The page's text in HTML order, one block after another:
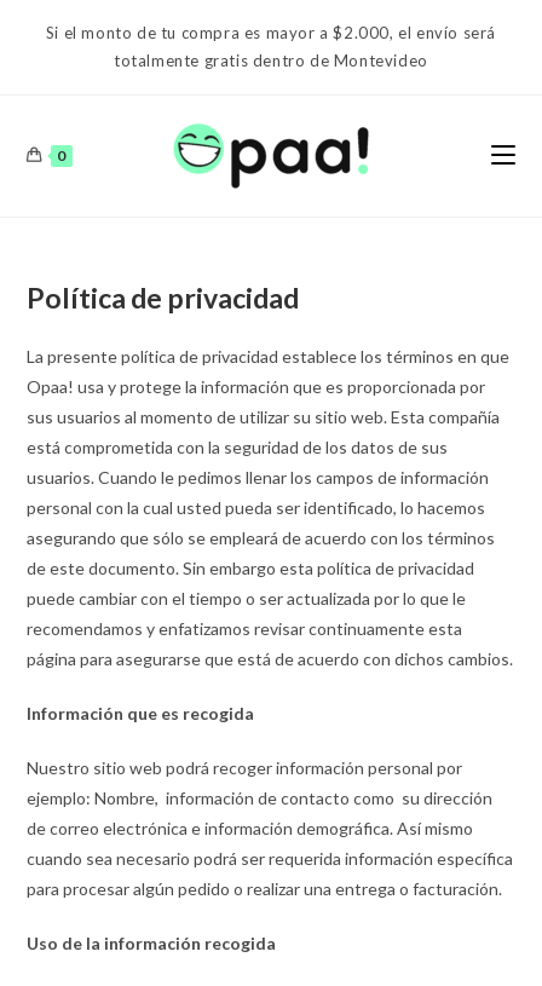
Si el monto de tu compra es mayor a $2.000, el envío será
totalmente gratis dentro de Montevideo
0
Política de privacidad
La presente política de privacidad establece los términos en que
Opaa! usa y protege la información que es proporcionada por
sus usuarios al momento de utilizar su sitio web. Esta compañía
está comprometida con la seguridad de los datos de sus
usuarios. Cuando le pedimos llenar los campos de información
personal con la cual usted pueda ser identificado, lo hacemos
asegurando que sólo se empleará de acuerdo con los términos
de este documento. Sin embargo esta política de privacidad
puede cambiar con el tiempo o ser actualizada por lo que le
recomendamos y enfatizamos revisar continuamente esta
página para asegurarse que está de acuerdo con dichos cambios.
Información que es recogida
Nuestro sitio web podrá recoger información personal por
ejemplo: Nombre, información de contacto como su dirección
de correo electrónica e información demográfica. Así mismo
cuando sea necesario podrá ser requerida información específica
para procesar algún pedido o realizar una entrega o facturación.
Uso de la información recogida